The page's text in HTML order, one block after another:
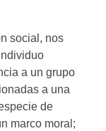
social, nos
a un grupo
a una
de
marco moral;